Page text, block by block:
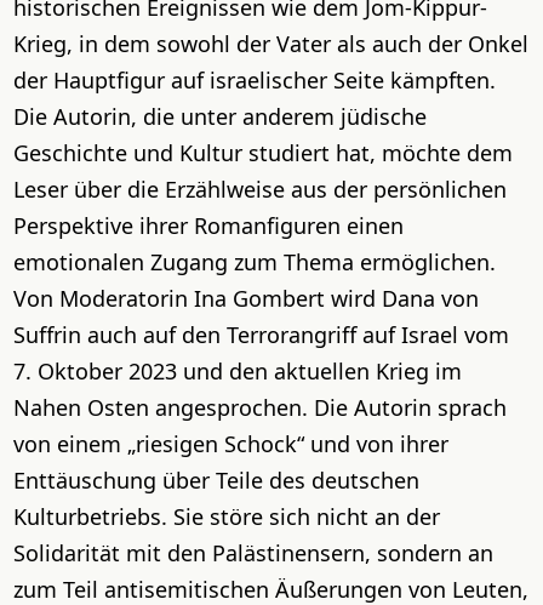
historischen Ereignissen wie dem Jom-Kippur-
Krieg, in dem sowohl der Vater als auch der Onkel
der Hauptfigur auf israelischer Seite kämpften.
Die Autorin, die unter anderem jüdische
Geschichte und Kultur studiert hat, möchte dem
Leser über die Erzählweise aus der persönlichen
Perspektive ihrer Romanfiguren einen
emotionalen Zugang zum Thema ermöglichen.
Von Moderatorin Ina Gombert wird Dana von
Suffrin auch auf den Terrorangriff auf Israel vom
7. Oktober 2023 und den aktuellen Krieg im
Nahen Osten angesprochen. Die Autorin sprach
von einem „riesigen Schock“ und von ihrer
Enttäuschung über Teile des deutschen
Kulturbetriebs. Sie störe sich nicht an der
Solidarität mit den Palästinensern, sondern an
zum Teil antisemitischen Äußerungen von Leuten,